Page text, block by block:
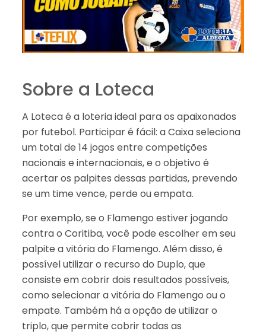
Sobre a Loteca
A Loteca é a loteria ideal para os apaixonados
por futebol. Participar é fácil: a Caixa seleciona
um total de 14 jogos entre competições
nacionais e internacionais, e o objetivo é
acertar os palpites dessas partidas, prevendo
se um time vence, perde ou empata.
Por exemplo, se o Flamengo estiver jogando
contra o Coritiba, você pode escolher em seu
palpite a vitória do Flamengo. Além disso, é
possível utilizar o recurso do Duplo, que
consiste em cobrir dois resultados possíveis,
como selecionar a vitória do Flamengo ou o
empate. Também há a opção de utilizar o
triplo, que permite cobrir todas as